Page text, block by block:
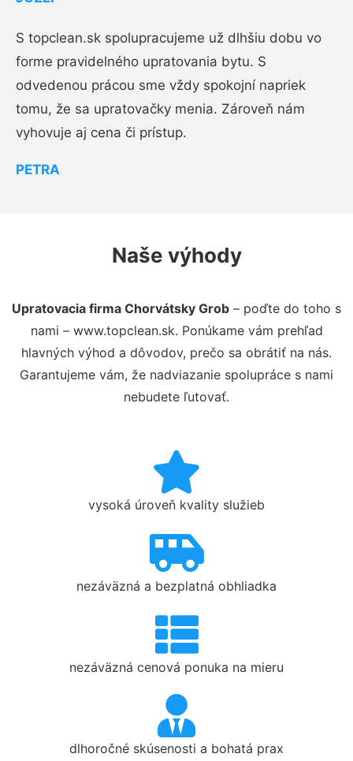
S topclean.sk spolupracujeme už dlhšiu dobu vo
forme pravidelného upratovania bytu. S
odvedenou prácou sme vždy spokojní napriek
tomu, že sa upratovačky menia. Zároveň nám
vyhovuje aj cena či prístup.
PETRA
Naše výhody
Upratovacia firma Chorvátsky Grob – poďte do toho s
nami – www.topclean.sk. Ponúkame vám prehľad
hlavných výhod a dôvodov, prečo sa obrátiť na nás.
Garantujeme vám, že nadviazanie spolupráce s nami
nebudete ľutovať.
vysoká úroveň kvality služieb
nezáväzná a bezplatná obhliadka
nezáväzná cenová ponuka na mieru
dlhoročné skúsenosti a bohatá prax